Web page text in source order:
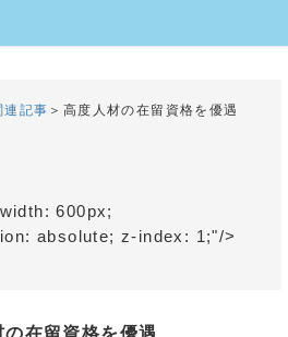
連記事 ＞高度人材の在留資格を優遇
600px;
absolute; z-index: 1;"/>
の在留資格を優遇